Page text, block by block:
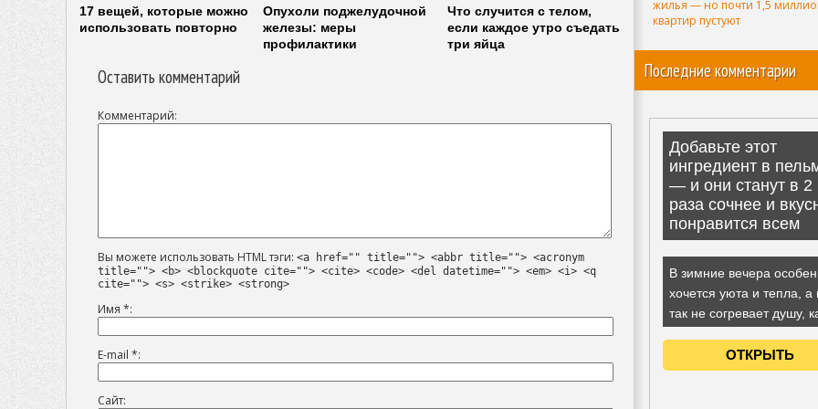
жилья — но почти 1,5
квартир пустуют
Последние комментарии
17 вещей, которые можно
использовать повторно
Опухоли поджелудочной
железы: меры
профилактики
Что случится с телом,
если каждое утро съедать
три яйца
Оставить комментарий
Комментарий
Вы можете использовать HTML тэги: <a href="" title=""> <abbr title=""> <acronym
title=""> <b> <blockquote cite=""> <cite> <code> <del datetime=""> <em> <i> <q
cite=""> <s> <strike> <strong>
Имя *
E-mail *
Сайт